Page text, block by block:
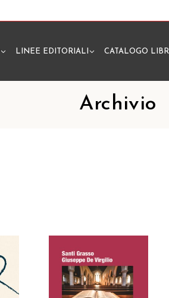
LINEE EDITORIALI CATALOGO LIBRI
Archivio